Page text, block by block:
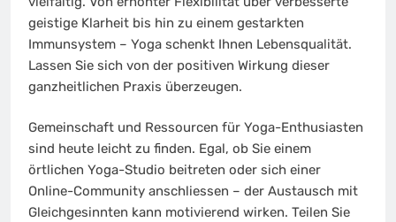
geistige Klarheit bis hin zu einem gestarkten
Immunsystem – Yoga schenkt Ihnen Lebensqualität.
Lassen Sie sich von der positiven Wirkung dieser
ganzheitlichen Praxis überzeugen.
Gemeinschaft und Ressourcen für Yoga-Enthusiasten
sind heute leicht zu finden. Egal, ob Sie einem
örtlichen Yoga-Studio beitreten oder sich einer
Online-Community anschliessen – der Austausch mit
Gleichgesinnten kann motivierend wirken. Teilen Sie